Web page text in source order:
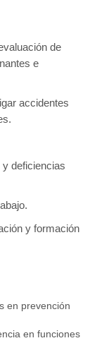
de
e
accidentes
deficiencias
y formación
en prevención
en funciones